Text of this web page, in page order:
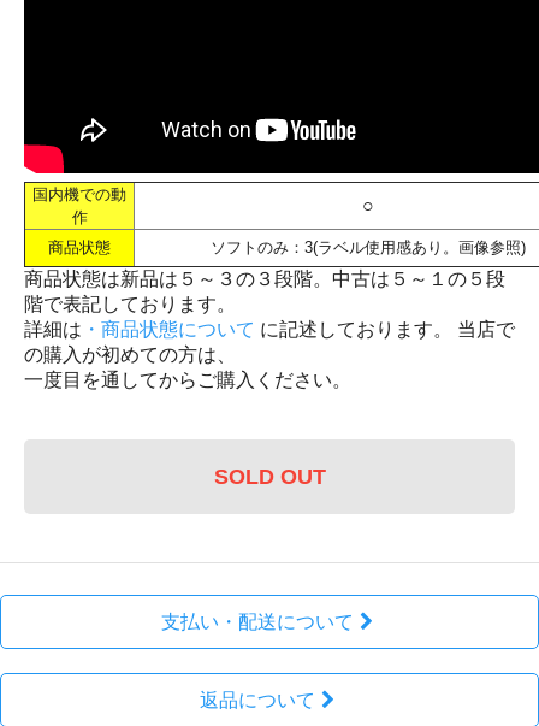
国内機での動
作
○
商品状態 ソフトのみ：3(ラベル使用感あり。画像参照)
商品状態は新品は５～３の３段階。中古は５～１の５段
階で表記しております。
詳細は ・商品状態について に記述しております。 当店で
の購入が初めての方は、
一度目を通してからご購入ください。
SOLD OUT
支払い・配送について
返品について